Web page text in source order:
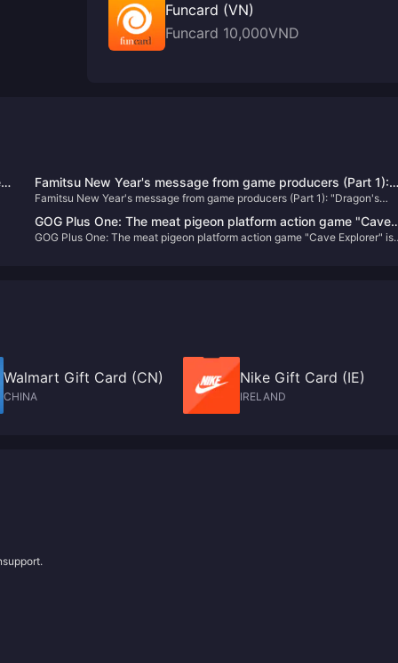
Funcard (VN)
Funcard 10,000VND
Famitsu New Year's message from game producers (Part 1):
"Dragon's Dogma 2" enters the final stage, SE Asano Group
announce a new game next year
Famitsu New Year's message from game producers (Part 1): "Dragon's
next year
GOG Plus One: The meat pigeon platform action game "Cave
Explorer" is now available for free
GOG Plus One: The meat pigeon platform action game "Cave Explorer" is
Walmart Gift Card (CN)
CHINA
Nike Gift Card (IE)
IRELAND